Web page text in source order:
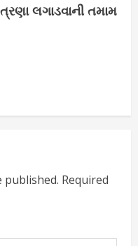
લગાડવાની તમામ
published. Required